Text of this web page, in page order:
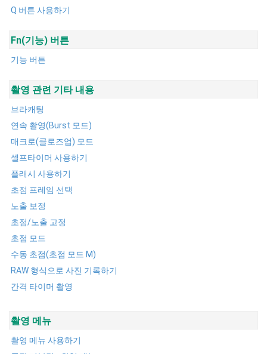
Q 버튼 사용하기
Fn(기능) 버튼
기능 버튼
촬영 관련 기타 내용
브라캐팅
연속 촬영(Burst 모드)
매크로(클로즈업) 모드
셀프타이머 사용하기
플래시 사용하기
초점 프레임 선택
노출 보정
초점/노출 고정
초점 모드
수동 초점(초점 모드 M)
RAW 형식으로 사진 기록하기
간격 타이머 촬영
촬영 메뉴
촬영 메뉴 사용하기